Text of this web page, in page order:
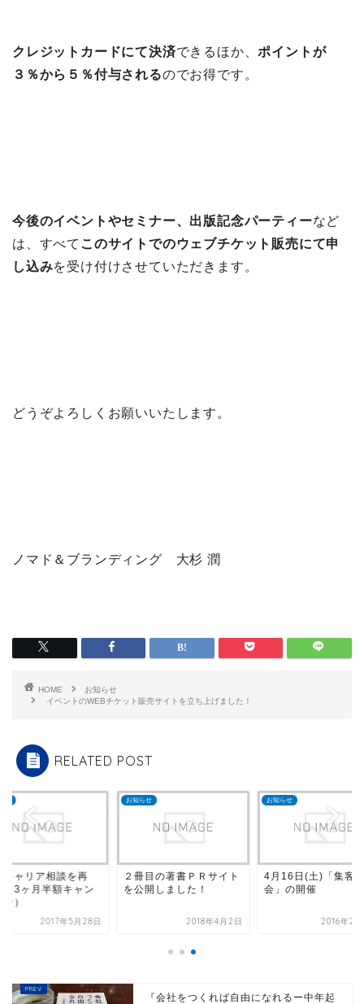
クレジットカードにて決済できるほか、ポイントが
３％から５％付与されるのでお得です。
今後のイベントやセミナー、出版記念パーティーなど
は、すべて このサイトでのウェブチケット販売にて申
し込みを受け付けさせていただきます。
どうぞよろしくお願いいたします。
ノマド＆ブランディング 大杉 潤
HOME
お知らせ
イベントのWEBチケット販売サイトを立ち上げました！
RELATED POST
キャリア相談を再
（3ヶ月半額キャン
）
2017年5月28日
お知らせ
２冊目の著書ＰＲサイト
を公開しました！
2018年4月2日
お知らせ
4月16日(土)「集客
会」の開催
2016年2
『会社をつくれば自由になれるー中年起